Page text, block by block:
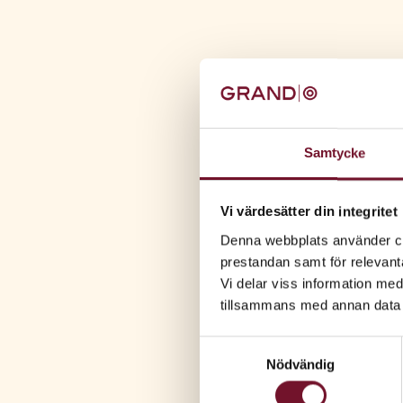
Samtycke
Vi värdesätter din integritet
Denna webbplats använder
prestandan samt för
Vi delar viss information
tillsammans med annan
Nödvändig